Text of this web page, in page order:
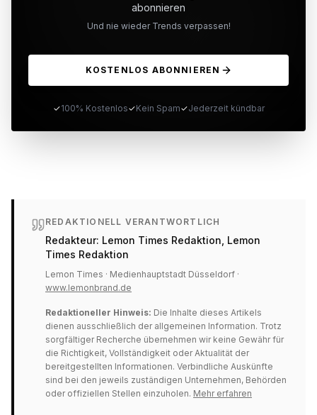
abonnieren
Und nie wieder Trends verpassen!
KOSTENLOS ABONNIEREN
✓100% Kostenlos✓Kein Spam✓Jederzeit kündbar
REDAKTIONELL VERANTWORTLICH
Redakteur: Lemon Times Redaktion , Lemon
Times Redaktion
Lemon Times · Medienhauptstadt Düsseldorf ·
www.lemonbrand.de
Redaktioneller Hinweis: Die Inhalte dieses Artikels
dienen ausschließlich der allgemeinen Information. Trotz
sorgfältiger Recherche übernehmen wir keine Gewähr für
die Richtigkeit, Vollständigkeit oder Aktualität der
bereitgestellten Informationen. Verbindliche Auskünfte
sind bei den jeweils zuständigen Unternehmen, Behörden
oder offiziellen Stellen einzuholen. Mehr erfahren